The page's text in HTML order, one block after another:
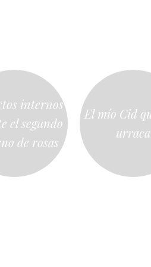
internos
el segundo
de rosas
El mío Cid
urraca